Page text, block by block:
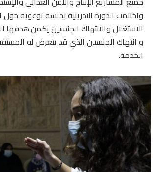
واختتمت الدورة التدريبية بجلسة توعوية
الاستغلال والانتهاك الجنسيين يكمن هدفها
و انتهاك الجنسيين الذي قد يتعرض له
الخدمة.